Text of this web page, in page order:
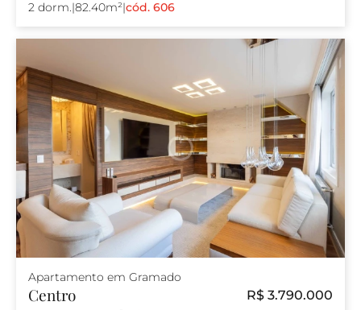
2 dorm.|82.40m²|cód. 606
Apartamento em Gramado
Centro R$ 3.790.000